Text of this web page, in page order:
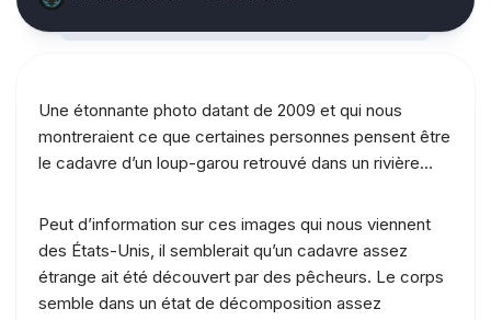
Une étonnante photo datant de 2009 et qui nous
montreraient ce que certaines personnes pensent être
le cadavre d’un loup-garou retrouvé dans un rivière…
Peut d’information sur ces images qui nous viennent
des États-Unis, il semblerait qu’un cadavre assez
étrange ait été découvert par des pêcheurs. Le corps
semble dans un état de décomposition assez